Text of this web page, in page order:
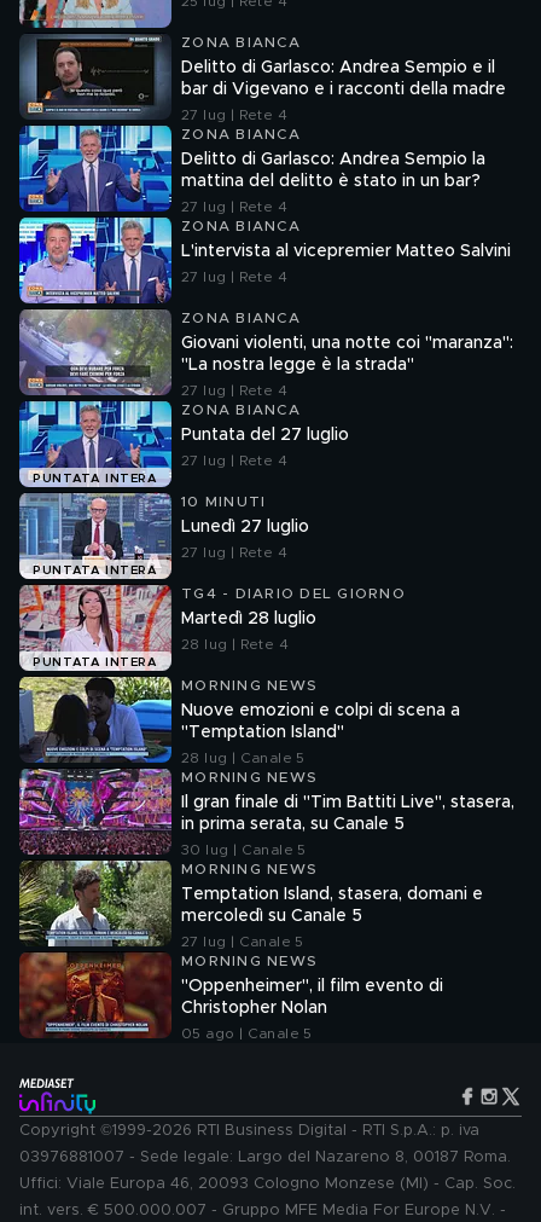
ZONA BIANCA
Delitto di Garlasco: Andrea Sempio e il
bar di Vigevano e i racconti della madre
27 lug | Rete 4
ZONA BIANCA
Delitto di Garlasco: Andrea Sempio la
mattina del delitto è stato in un bar?
27 lug | Rete 4
ZONA BIANCA
L'intervista al vicepremier Matteo Salvini
27 lug | Rete 4
ZONA BIANCA
Giovani violenti, una notte coi "maranza":
"La nostra legge è la strada"
27 lug | Rete 4
PUNTATA INTERA
ZONA BIANCA
Puntata del 27 luglio
27 lug | Rete 4
PUNTATA INTERA
10 MINUTI
Lunedì 27 luglio
27 lug | Rete 4
PUNTATA INTERA
TG4 - DIARIO DEL GIORNO
Martedì 28 luglio
28 lug | Rete 4
MORNING NEWS
Nuove emozioni e colpi di scena a
"Temptation Island"
28 lug | Canale 5
MORNING NEWS
Il gran finale di "Tim Battiti Live", stasera,
in prima serata, su Canale 5
30 lug | Canale 5
MORNING NEWS
Temptation Island, stasera, domani e
mercoledì su Canale 5
27 lug | Canale 5
MORNING NEWS
"Oppenheimer", il film evento di
Christopher Nolan
05 ago | Canale 5
Copyright ©1999-2026 RTI Business Digital - RTI S.p.A.: p. iva
03976881007 - Sede legale: Largo del Nazareno 8, 00187 Roma.
Uffici: Viale Europa 46, 20093 Cologno Monzese (MI) - Cap. Soc.
int. vers. € 500.000.007 - Gruppo MFE Media For Europe N.V. -